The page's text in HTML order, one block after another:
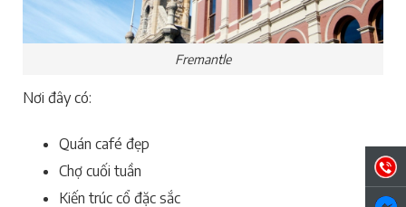
Fremantle
Nơi đây có:
Quán café đẹp
Chợ cuối tuần
Kiến trúc cổ đặc sắc